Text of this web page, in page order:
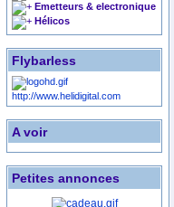
Emetteurs & electronique
Hélicos
Flybarless
http://www.helidigital.com
A voir
Petites annonces